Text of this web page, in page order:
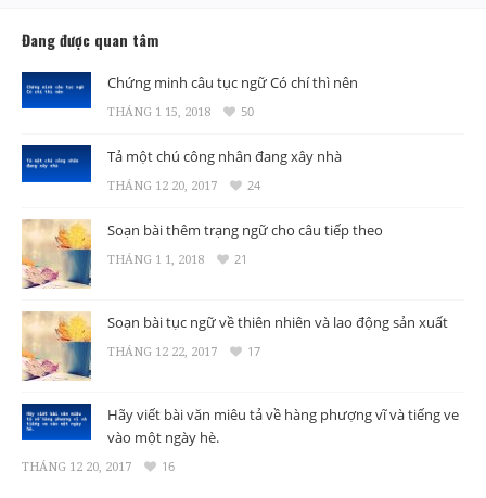
Đang được quan tâm
Chứng minh câu tục ngữ Có chí thì nên
THÁNG 1 15, 2018 50
Tả một chú công nhân đang xây nhà
THÁNG 12 20, 2017 24
Soạn bài thêm trạng ngữ cho câu tiếp theo
THÁNG 1 1, 2018 21
Soạn bài tục ngữ về thiên nhiên và lao động sản xuất
THÁNG 12 22, 2017 17
Hãy viết bài văn miêu tả về hàng phượng vĩ và tiếng ve
vào một ngày hè.
THÁNG 12 20, 2017 16